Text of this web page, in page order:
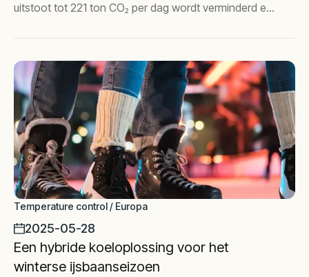
uitstoot tot 221 ton CO₂ per dag wordt verminderd en
Temperature control / Europa
2025-05-28
Een hybride koeloplossing voor het
winterse ijsbaanseizoen